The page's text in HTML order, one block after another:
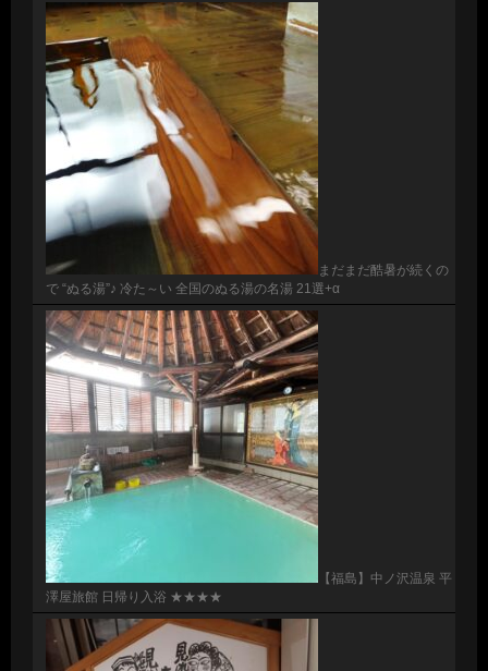
まだまだ酷暑が続くの
で “ぬる湯”♪ 冷た～い 全国のぬる湯の名湯 21選+α
【福島】中ノ沢温泉 平
澤屋旅館 日帰り入浴 ★★★★